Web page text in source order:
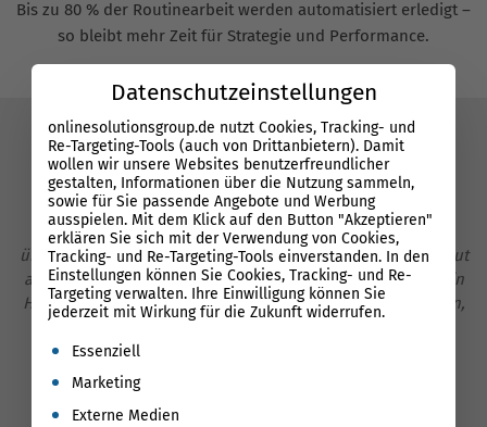
Bis zu 80 % der Routinearbeit werden automatisiert erledigt –
so bleibt mehr Zeit für Strategie und Performance.
Das sagen unsere Kunden über die
Performance Suite
Gut durchdacht und logisch aufgebaut! …Das Tool ist
übersichtlich und klar strukturiert, so dass man jederzeit gut
auf seine Daten zugreifen kann. Ich nutze das Tool für mein
Hauptprojekt und werde auch auf dem Laufenden gehalten,
wenn technisch was schiefläuft.
Datenschutzeinstellungen
onlinesolutionsgroup.de nutzt Cookies, Tracking- und
Re-Targeting-Tools (auch von Drittanbietern). Damit
wollen wir unsere Websites benutzerfreundlicher
gestalten, Informationen über die Nutzung sammeln,
sowie für Sie passende Angebote und Werbung
ausspielen. Mit dem Klick auf den Button "Akzeptieren"
erklären Sie sich mit der Verwendung von Cookies,
Tracking- und Re-Targeting-Tools einverstanden. In den
Einstellungen können Sie Cookies, Tracking- und Re-
Targeting verwalten. Ihre Einwilligung können Sie
jederzeit mit Wirkung für die Zukunft widerrufen.
Es folgt eine Liste der Service-Gruppen, für die eine
Essenziell
Marketing
Externe Medien